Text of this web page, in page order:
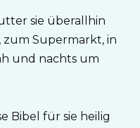
sie überallhin
zum Supermarkt, in
und nachts um
Bibel für sie heilig